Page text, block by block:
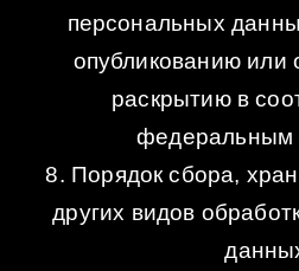
персональных
опубликованию или
раскрытию в
федеральным
8. Порядок сбора,
других видов